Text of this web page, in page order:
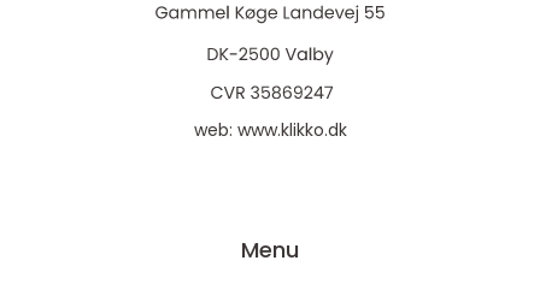
web: www.klikko.dk
Menu